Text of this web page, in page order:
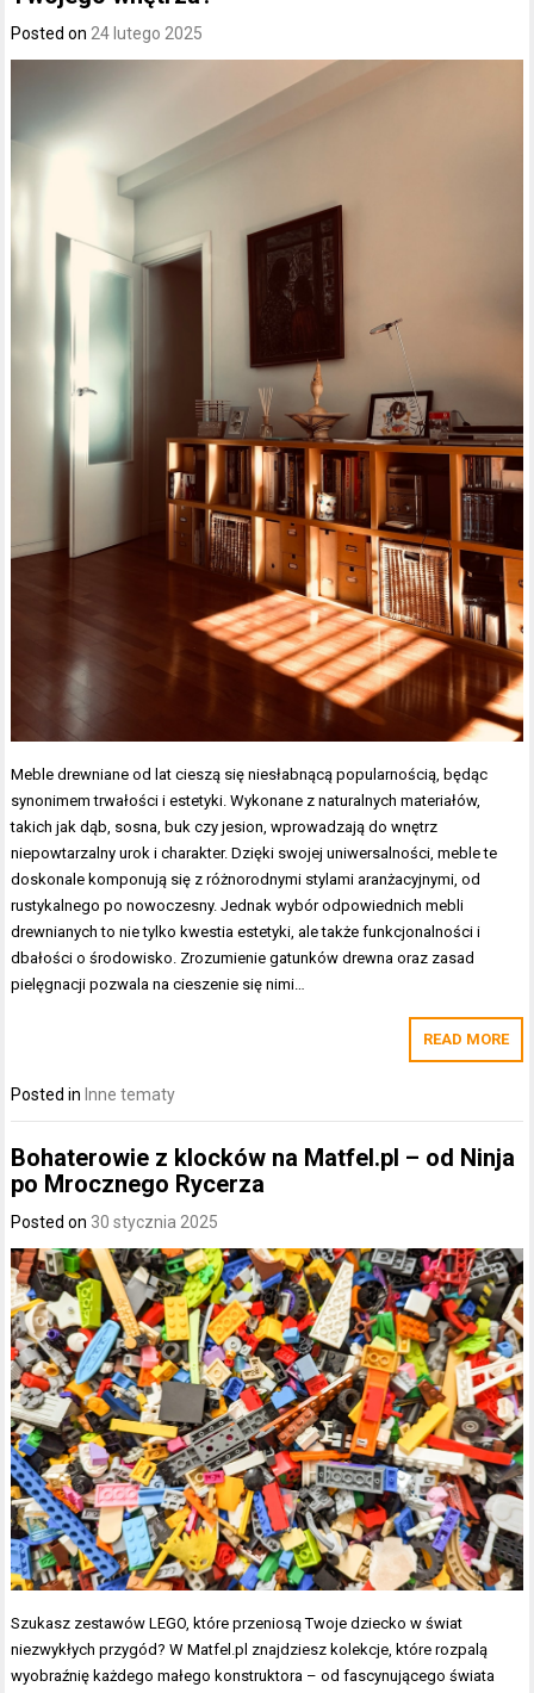
Posted on 24 lutego 2025
Meble drewniane od lat cieszą się niesłabnącą popularnością, będąc
synonimem trwałości i estetyki. Wykonane z naturalnych materiałów,
takich jak dąb, sosna, buk czy jesion, wprowadzają do wnętrz
niepowtarzalny urok i charakter. Dzięki swojej uniwersalności, meble te
doskonale komponują się z różnorodnymi stylami aranżacyjnymi, od
rustykalnego po nowoczesny. Jednak wybór odpowiednich mebli
drewnianych to nie tylko kwestia estetyki, ale także funkcjonalności i
dbałości o środowisko. Zrozumienie gatunków drewna oraz zasad
pielęgnacji pozwala na cieszenie się nimi…
READ MORE
Posted in Inne tematy
Bohaterowie z klocków na Matfel.pl – od Ninja
po Mrocznego Rycerza
Posted on 30 stycznia 2025
Szukasz zestawów LEGO, które przeniosą Twoje dziecko w świat
niezwykłych przygód? W Matfel.pl znajdziesz kolekcje, które rozpalą
wyobraźnię każdego małego konstruktora – od fascynującego świata